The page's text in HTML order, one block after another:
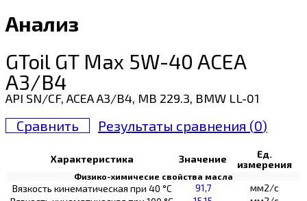
Анализ
GToil GT Max 5W-40 ACEA
A3/B4
API SN/CF, ACEA A3/B4, MB 229.3, BMW LL-01
Сравнить Результаты сравнения (0)
Характеристика Значение
Ед.
измерения
Физико-химичесие свойства масла
Вязкость кинематическая при 40 °С 91,7
мм2/с